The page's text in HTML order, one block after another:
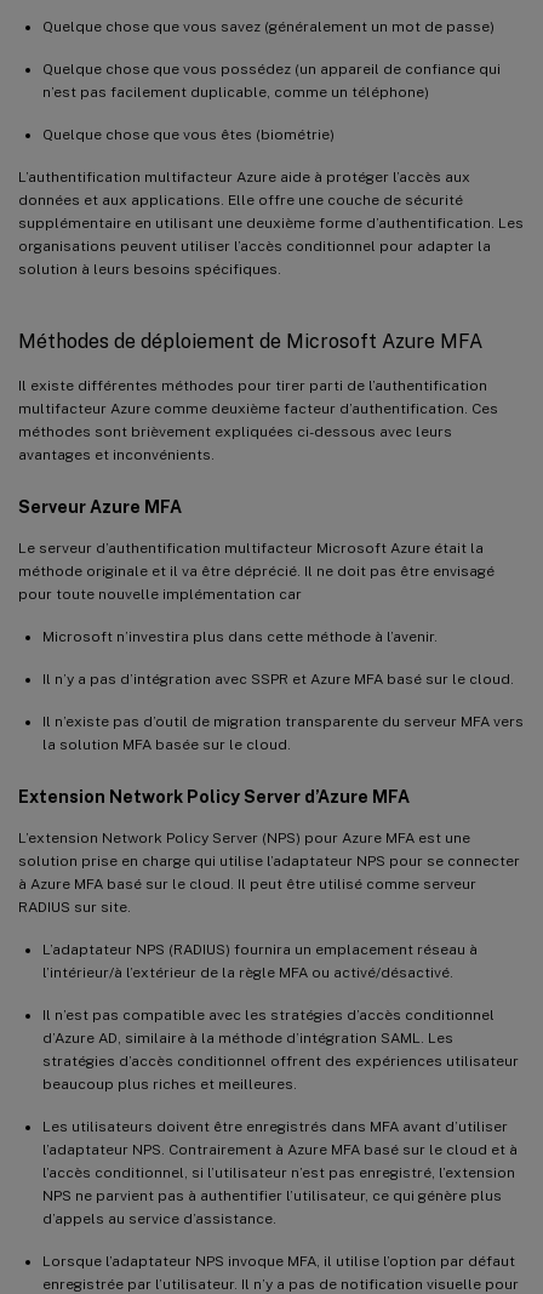
Quelque chose que vous savez (généralement un mot de passe)
Quelque chose que vous possédez (un appareil de confiance qui
n’est pas facilement duplicable, comme un téléphone)
Quelque chose que vous êtes (biométrie)
L’authentification multifacteur Azure aide à protéger l’accès aux
données et aux applications. Elle offre une couche de sécurité
supplémentaire en utilisant une deuxième forme d’authentification. Les
organisations peuvent utiliser l’accès conditionnel pour adapter la
solution à leurs besoins spécifiques.
Méthodes de déploiement de Microsoft Azure MFA
Il existe différentes méthodes pour tirer parti de l’authentification
multifacteur Azure comme deuxième facteur d’authentification. Ces
méthodes sont brièvement expliquées ci-dessous avec leurs
avantages et inconvénients.
Serveur Azure MFA
Le serveur d’authentification multifacteur Microsoft Azure était la
méthode originale et il va être déprécié. Il ne doit pas être envisagé
pour toute nouvelle implémentation car
Microsoft n’investira plus dans cette méthode à l’avenir.
Il n’y a pas d’intégration avec SSPR et Azure MFA basé sur le cloud.
Il n’existe pas d’outil de migration transparente du serveur MFA vers
la solution MFA basée sur le cloud.
Extension Network Policy Server d’Azure MFA
L’extension Network Policy Server (NPS) pour Azure MFA est une
solution prise en charge qui utilise l’adaptateur NPS pour se connecter
à Azure MFA basé sur le cloud. Il peut être utilisé comme serveur
RADIUS sur site.
L’adaptateur NPS (RADIUS) fournira un emplacement réseau à
l’intérieur/à l’extérieur de la règle MFA ou activé/désactivé.
Il n’est pas compatible avec les stratégies d’accès conditionnel
d’Azure AD, similaire à la méthode d’intégration SAML. Les
stratégies d’accès conditionnel offrent des expériences utilisateur
beaucoup plus riches et meilleures.
Les utilisateurs doivent être enregistrés dans MFA avant d’utiliser
l’adaptateur NPS. Contrairement à Azure MFA basé sur le cloud et à
l’accès conditionnel, si l’utilisateur n’est pas enregistré, l’extension
NPS ne parvient pas à authentifier l’utilisateur, ce qui génère plus
d’appels au service d’assistance.
Lorsque l’adaptateur NPS invoque MFA, il utilise l’option par défaut
enregistrée par l’utilisateur. Il n’y a pas de notification visuelle pour